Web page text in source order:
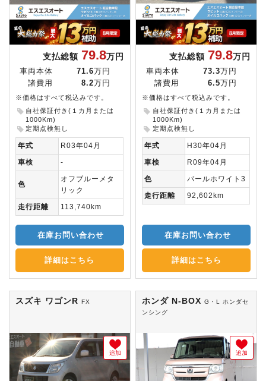
支払総額 79.8万円
車両本体 71.6 万円
諸費用
8.2 万円
※価格はすべて税込みです。
自社保証付き(１カ月または
1000Km)
定期点検無し
年式
R03年04月
車検
-
色
オフブルーメタ
リック
走行距離
113,740km
在庫お問い合わせ
詳細はこちら
支払総額 79.8万円
車両本体 73.3 万円
諸費用
6.5 万円
※価格はすべて税込みです。
自社保証付き(１カ月または
1000Km)
定期点検無し
年式
H30年04月
車検
R09年04月
色
パールホワイト3
走行距離
92,602km
在庫お問い合わせ
詳細はこちら
スズキ ワゴンR FX
追加
ホンダ N-BOXG・L ホンダセ
ンシング
追加